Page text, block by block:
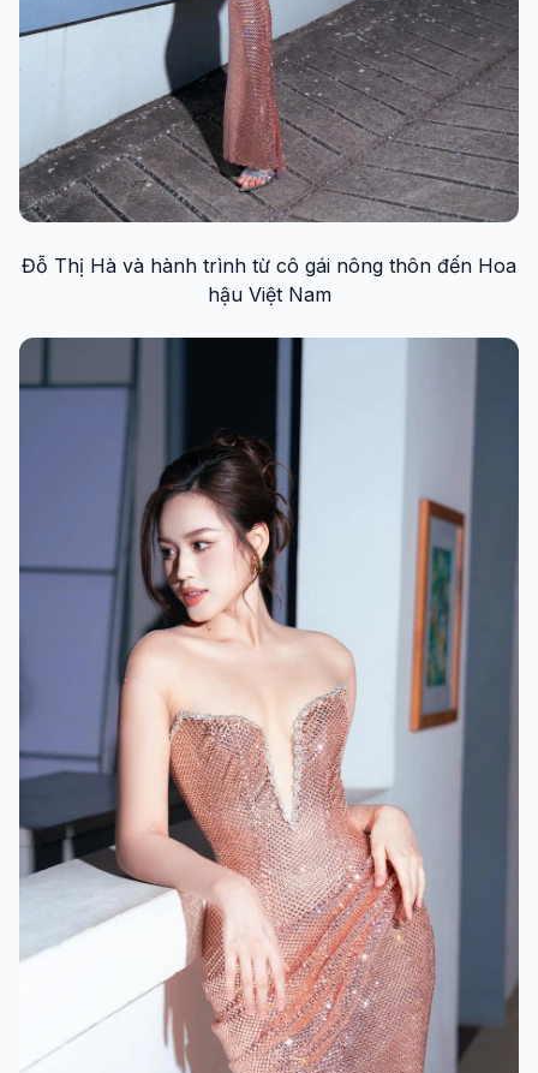
Đỗ Thị Hà và hành trình từ cô gái nông thôn đến Hoa
hậu Việt Nam